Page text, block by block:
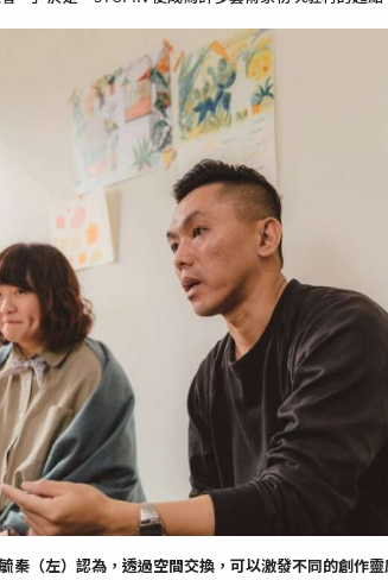
秦（左）認為，透過空間交換，可以激發不同的創作靈